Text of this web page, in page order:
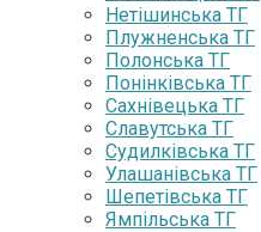
Нетішинська ТГ
Плужненська ТГ
Полонська ТГ
Понінківська ТГ
Сахнівецька ТГ
Славутська ТГ
Судилківська ТГ
Улашанівська ТГ
Шепетівська ТГ
Ямпільська ТГ